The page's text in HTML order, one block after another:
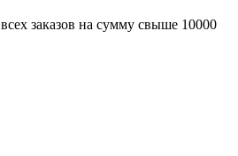
заказов на сумму свыше 10000